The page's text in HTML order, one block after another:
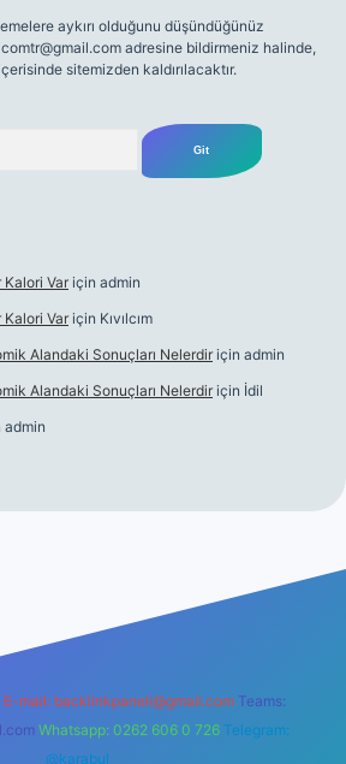
aykırı olduğunu düşündüğünüz
adresine bildirmeniz halinde,
sitemizden kaldırılacaktır.
Kalori Var için admin
Kalori Var için Kıvılcım
Alandaki Sonuçları Nelerdir için admin
Alandaki Sonuçları Nelerdir için İdil
admin
E-mail: backlinkpaneli@gmail.com Teams:
Whatsapp: 0262 606 0 726 Telegram:
@karabul